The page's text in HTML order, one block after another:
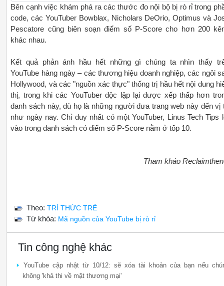
Bên cạnh việc khám phá ra các thước đo nội bộ bị rò rỉ trong
code, các YouTuber Bowblax, Nicholars DeOrio, Optimus và
Pescatore cũng biên soạn điểm số P-Score cho hơn 200
khác nhau.
Kết quả phản ánh hầu hết những gì chúng ta nhìn thấy
YouTube hàng ngày – các thương hiệu doanh nghiệp, các ngôi
Hollywood, và các "nguồn xác thực" thống trị hầu hết nội dung
thị, trong khi các YouTuber độc lập lại được xếp thấp hơn
danh sách này, dù họ là những người đưa trang web này đến vị
như ngày nay. Chỉ duy nhất có một YouTuber, Linus Tech Tips
vào trong danh sách có điểm số P-Score nằm ở tốp 10.
Tham khảo
Theo: TRÍ THỨC TRẺ
Từ khóa: Mã nguồn của YouTube bị rò rỉ
Tin công nghệ khác
YouTube cập nhật từ 10/12: sẽ xóa tài khoản của bạn nếu
không 'khả thi về mặt thương mại'